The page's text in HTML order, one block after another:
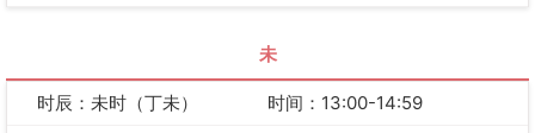
未
时辰：未时（丁未）
时间：13:00-14:59